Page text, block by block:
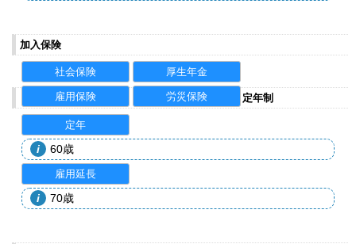
加入保険
社会保険 厚生年金
雇用保険 労災保険 定年制
定年
60歳
雇用延長
70歳